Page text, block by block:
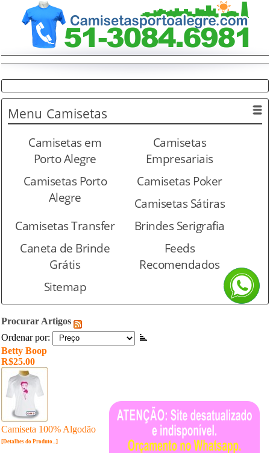
Menu Camisetas
Camisetas em
Porto Alegre
Camisetas
Empresariais
Camisetas Porto
Alegre
Camisetas Poker
Camisetas Sátiras
Camisetas Transfer
Brindes Serigrafia
Caneta de Brinde
Grátis
Feeds
Recomendados
Sitemap
Procurar Artigos
Ordenar por:
Betty Boop
R$25.00
Camiseta 100% Algodão
[Detalhes do Produto...]